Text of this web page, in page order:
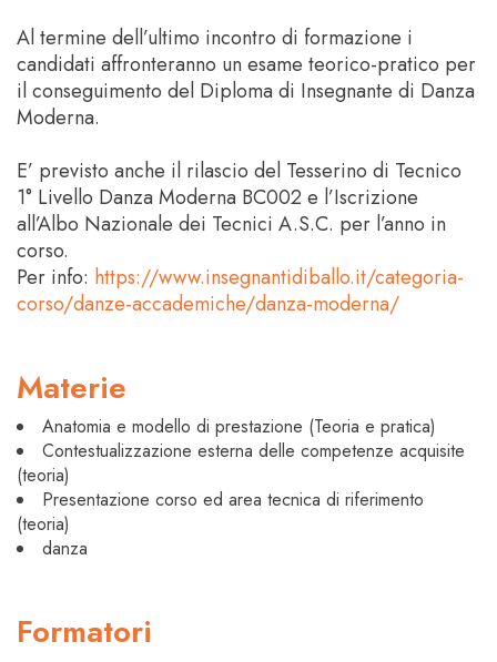
Al termine dell’ultimo incontro di formazione i
candidati affronteranno un esame teorico-pratico per
il conseguimento del Diploma di Insegnante di Danza
Moderna.
E’ previsto anche il rilascio del Tesserino di Tecnico
1° Livello Danza Moderna BC002 e l’Iscrizione
all’Albo Nazionale dei Tecnici A.S.C. per l’anno in
corso.
Per info: https://www.insegnantidiballo.it/categoria-
corso/danze-accademiche/danza-moderna/
Materie
Anatomia e modello di prestazione (Teoria e pratica)
Contestualizzazione esterna delle competenze acquisite
(teoria)
Presentazione corso ed area tecnica di riferimento
(teoria)
danza
Formatori